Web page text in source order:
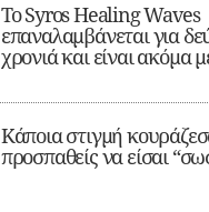
Το Syros Healing Waves
επαναλαμβάνεται για
χρονιά και είναι ακόμα
Κάποια στιγμή
προσπαθείς να είσαι